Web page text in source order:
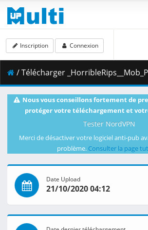
Inscription Connexion
/ Télécharger _HorribleRips__Mob_Psycho_100_-_05__720p_.mkv.001 (
Nous vous conseillons fortement de
protéger votre téléchargement et
Tester NordVPN
Merci de désactiver votre logiciel anti-pub
problème. Consulter la page
Date Upload
21/10/2020 04:12